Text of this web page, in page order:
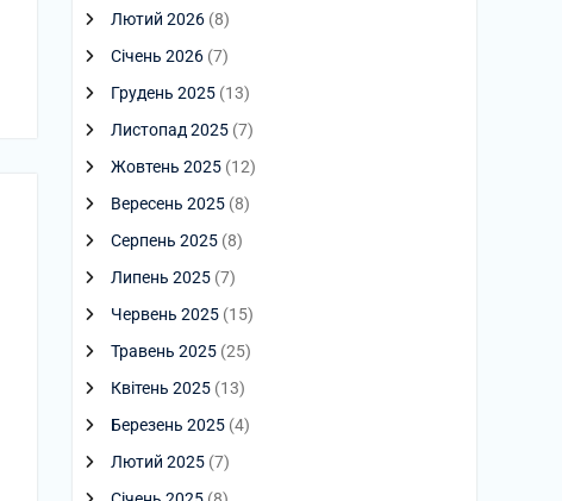
Лютий 2026 (8)
Січень 2026 (7)
Грудень 2025 (13)
Листопад 2025 (7)
Жовтень 2025 (12)
Вересень 2025 (8)
Серпень 2025 (8)
Липень 2025 (7)
Червень 2025 (15)
Травень 2025 (25)
Квітень 2025 (13)
Березень 2025 (4)
Лютий 2025 (7)